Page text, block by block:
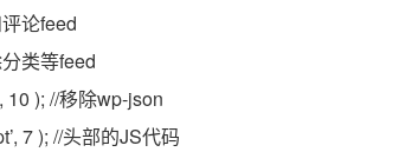
论feed
类等feed
10 ); //移除wp-json
7 ); //头部的JS代码